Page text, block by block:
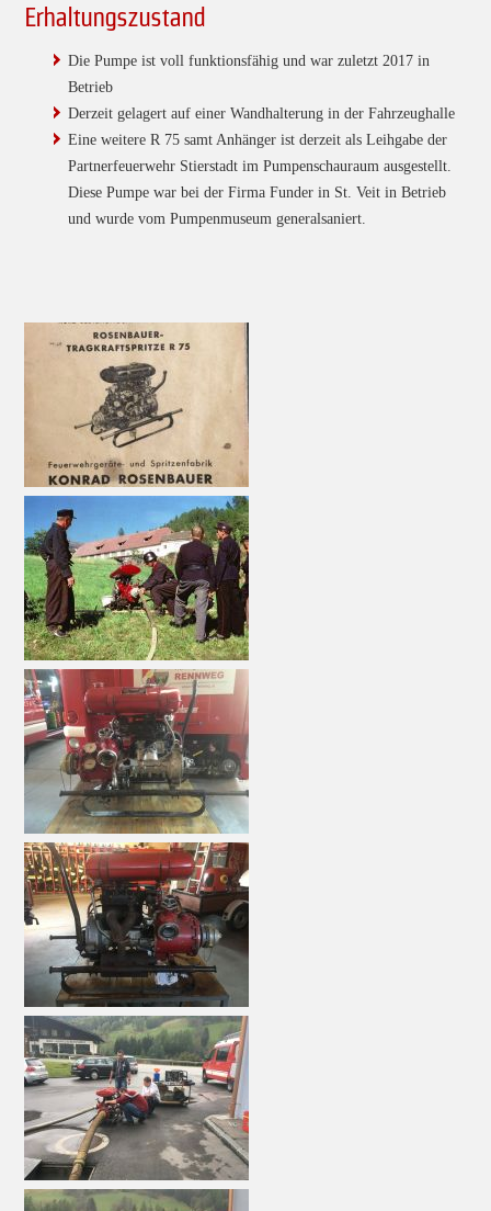
Erhaltungszustand
Die Pumpe ist voll funktionsfähig und war zuletzt 2017 in
Betrieb
Derzeit gelagert auf einer Wandhalterung in der Fahrzeughalle
Eine weitere R 75 samt Anhänger ist derzeit als Leihgabe der
Partnerfeuerwehr Stierstadt im Pumpenschauraum ausgestellt.
Diese Pumpe war bei der Firma Funder in St. Veit in Betrieb
und wurde vom Pumpenmuseum generalsaniert.